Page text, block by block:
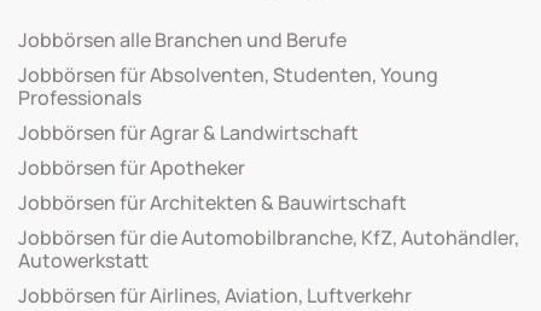
Jobbörsen alle Branchen und Berufe
Jobbörsen für Absolventen, Studenten, Young
Professionals
Jobbörsen für Agrar & Landwirtschaft
Jobbörsen für Apotheker
Jobbörsen für Architekten & Bauwirtschaft
Jobbörsen für die Automobilbranche, KfZ, Autohändler,
Autowerkstatt
Jobbörsen für Airlines, Aviation, Luftverkehr